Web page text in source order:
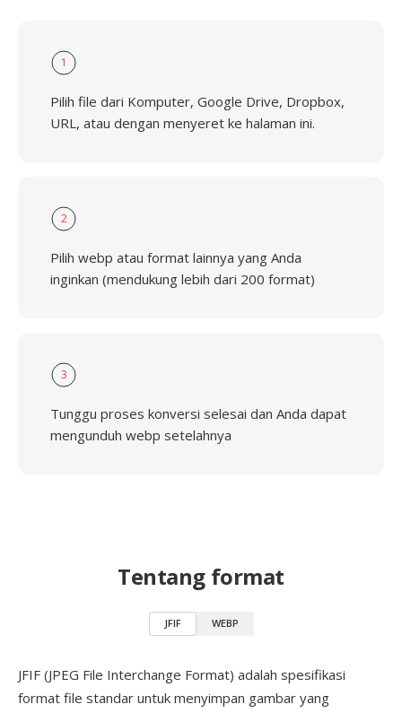
1
Pilih file dari Komputer, Google Drive, Dropbox,
URL, atau dengan menyeret ke halaman ini.
2
Pilih webp atau format lainnya yang Anda
inginkan (mendukung lebih dari 200 format)
3
Tunggu proses konversi selesai dan Anda dapat
mengunduh webp setelahnya
Tentang format
JFIF WEBP
JFIF (JPEG File Interchange Format) adalah spesifikasi
format file standar untuk menyimpan gambar yang